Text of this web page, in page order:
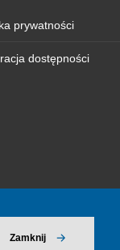
Zamknij
prywatności
dostępności